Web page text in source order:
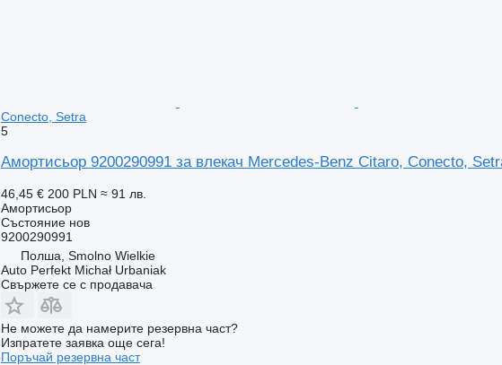
Conecto, Setra
5
Амортисьор 9200290991 за влекач Mercedes-Benz Citaro, Conecto,
46,45 € 200 PLN ≈ 91 лв.
Амортисьор
Състояниенов
9200290991
Полша, Smolno Wielkie
Auto Perfekt Michał Urbaniak
Свържете се с продавача
Не можете да намерите резервна част?
Изпратете заявка още сега!
Поръчай резервна част